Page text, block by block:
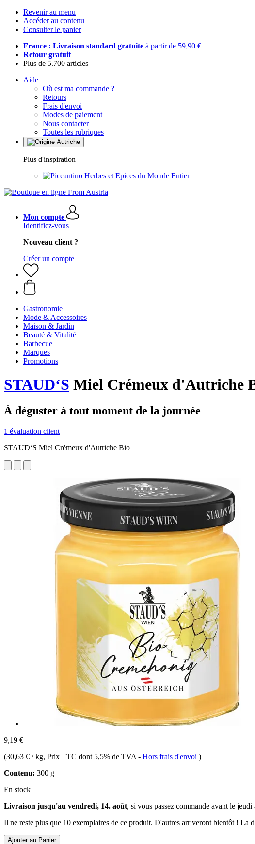
Revenir au menu
Accéder au contenu
Consulter le panier
France : Livraison standard gratuite à partir de 59,90 €
Retour gratuit
Plus de 5.700 articles
Aide
Où est ma commande ?
Retours
Frais d'envoi
Modes de paiement
Nous contacter
Toutes les rubriques
Plus d'inspiration
Herbes et Epices du Monde Entier
Mon compte
Identifiez-vous
Nouveau client ?
Créer un compte
Gastronomie
Mode & Accessoires
Maison & Jardin
Beauté & Vitalité
Barbecue
Marques
Promotions
STAUD‘S Miel Crémeux d'Autriche
À déguster à tout moment de la journée
1 évaluation client
STAUD‘S Miel Crémeux d'Autriche Bio
9,19 €
(30,63 € / kg, Prix TTC dont 5,5% de TVA - Hors frais d'envoi )
Contenu: 300 g
En stock
Livraison jusqu'au vendredi, 14. août, si vous passez commande avant le jeudi
Il ne reste plus que 10 exemplaires de ce produit. D'autres arriveront bientôt ! La
Ajouter au Panier